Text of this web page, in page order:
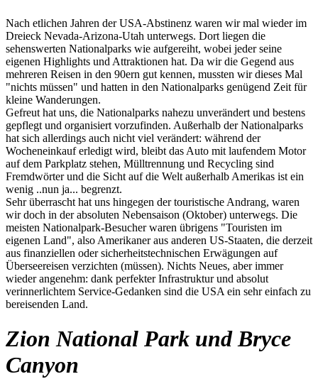
Nach etlichen Jahren der USA-Abstinenz waren wir mal wieder im
Dreieck Nevada-Arizona-Utah unterwegs. Dort liegen die
sehenswerten Nationalparks wie aufgereiht, wobei jeder seine
eigenen Highlights und Attraktionen hat. Da wir die Gegend aus
mehreren Reisen in den 90ern gut kennen, mussten wir dieses Mal
"nichts müssen" und hatten in den Nationalparks genügend Zeit für
kleine Wanderungen.
Gefreut hat uns, die Nationalparks nahezu unverändert und bestens
gepflegt und organisiert vorzufinden. Außerhalb der Nationalparks
hat sich allerdings auch nicht viel verändert: während der
Wocheneinkauf erledigt wird, bleibt das Auto mit laufendem Motor
auf dem Parkplatz stehen, Mülltrennung und Recycling sind
Fremdwörter und die Sicht auf die Welt außerhalb Amerikas ist ein
wenig ..nun ja... begrenzt.
Sehr überrascht hat uns hingegen der touristische Andrang, waren
wir doch in der absoluten Nebensaison (Oktober) unterwegs. Die
meisten Nationalpark-Besucher waren übrigens "Touristen im
eigenen Land", also Amerikaner aus anderen US-Staaten, die derzeit
aus finanziellen oder sicherheitstechnischen Erwägungen auf
Überseereisen verzichten (müssen). Nichts Neues, aber immer
wieder angenehm: dank perfekter Infrastruktur und absolut
verinnerlichtem Service-Gedanken sind die USA ein sehr einfach zu
bereisenden Land.
Zion National Park und Bryce
Canyon